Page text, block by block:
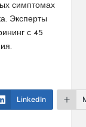
симптомах
Эксперты
с 45
LinkedIn